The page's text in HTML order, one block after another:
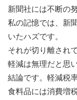
新聞社には不断の
私の記憶では、新
いたハズです。
それが切り離され
軽減は無理だと思
結論です。軽減税
食料品には消費増